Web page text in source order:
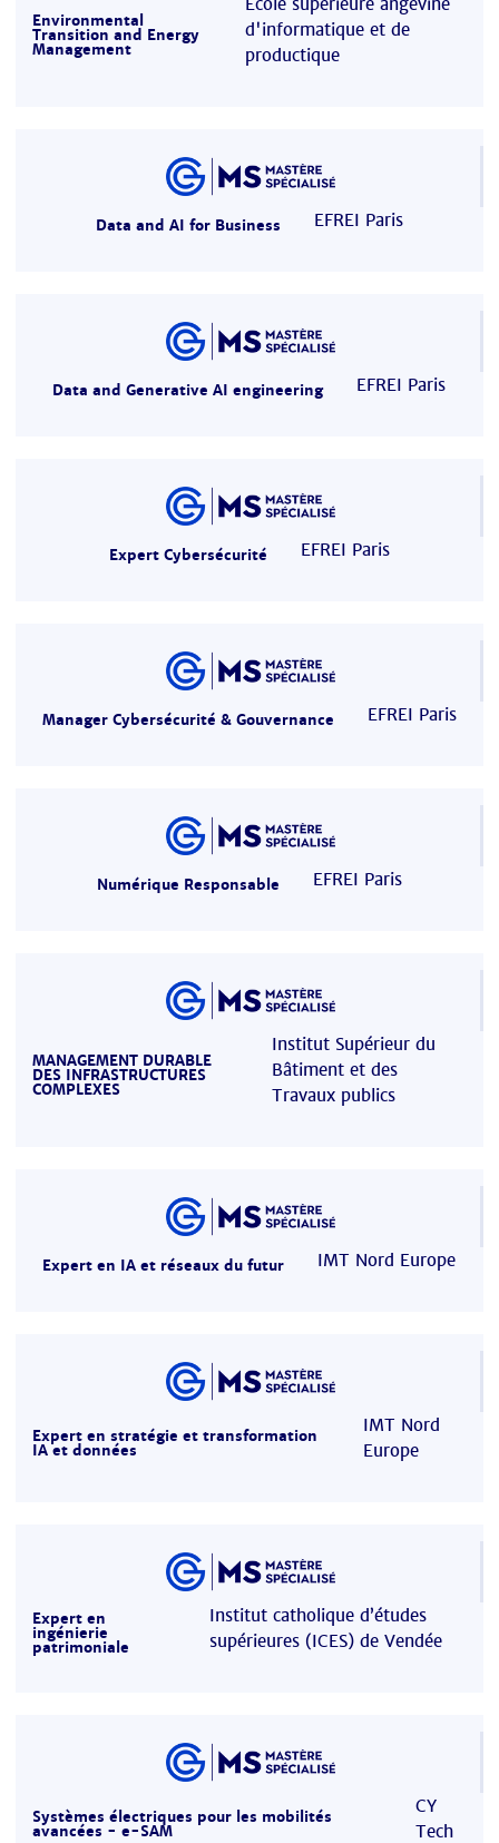
Environmental
Transition and Energy
Management
d'informatique et de
productique
Data and AI for Business EFREI Paris
Data and Generative AI engineering EFREI Paris
Expert Cybersécurité EFREI Paris
Manager Cybersécurité & Gouvernance EFREI Paris
Numérique Responsable EFREI Paris
MANAGEMENT DURABLE
DES INFRASTRUCTURES
COMPLEXES
Institut Supérieur du
Bâtiment et des
Travaux publics
Expert en IA et réseaux du futur IMT Nord Europe
Expert en stratégie et transformation
IA et données
IMT Nord
Europe
Expert en
ingénierie
patrimoniale
Institut catholique d’études
supérieures (ICES) de Vendée
Systèmes électriques pour les mobilités
avancées - e-SAM
CY
Tech